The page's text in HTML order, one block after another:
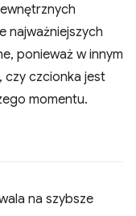
najważniejszych
ponieważ w innym
czy czcionka jest
momentu.
na szybsze